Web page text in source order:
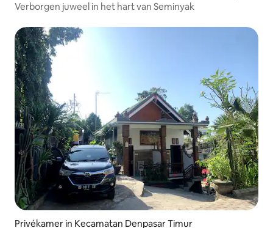
Verborgen juweel in het hart van Seminyak
Privékamer in Kecamatan Denpasar Timur